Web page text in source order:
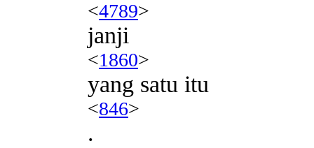
<4789>
janji
<1860>
yang satu itu
<846>
.